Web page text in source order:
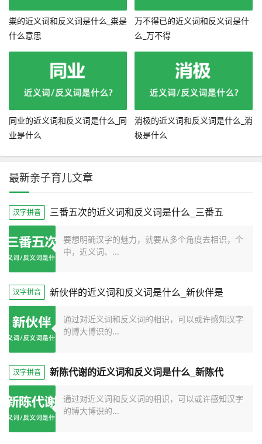
粜的近义词和反义词是什么_粜是
什么意思
万不得已的近义词和反义词是什
么_万不得
同业的近义词和反义词是什么_同
业是什么
消极的近义词和反义词是什么_消
极是什么
最新亲子育儿文章
汉字拼音 三番五次的近义词和反义词是什么_三番五
要想明确汉字的魅力，就要从多个角度去相识，个
中，近义词、...
汉字拼音 新伙伴的近义词和反义词是什么_新伙伴是
通过对近义词和反义词的相识，可以或许感知汉字
的博大博识的...
汉字拼音 新陈代谢的近义词和反义词是什么_新陈代
通过对近义词和反义词的相识，可以或许感知汉字
的博大博识的...